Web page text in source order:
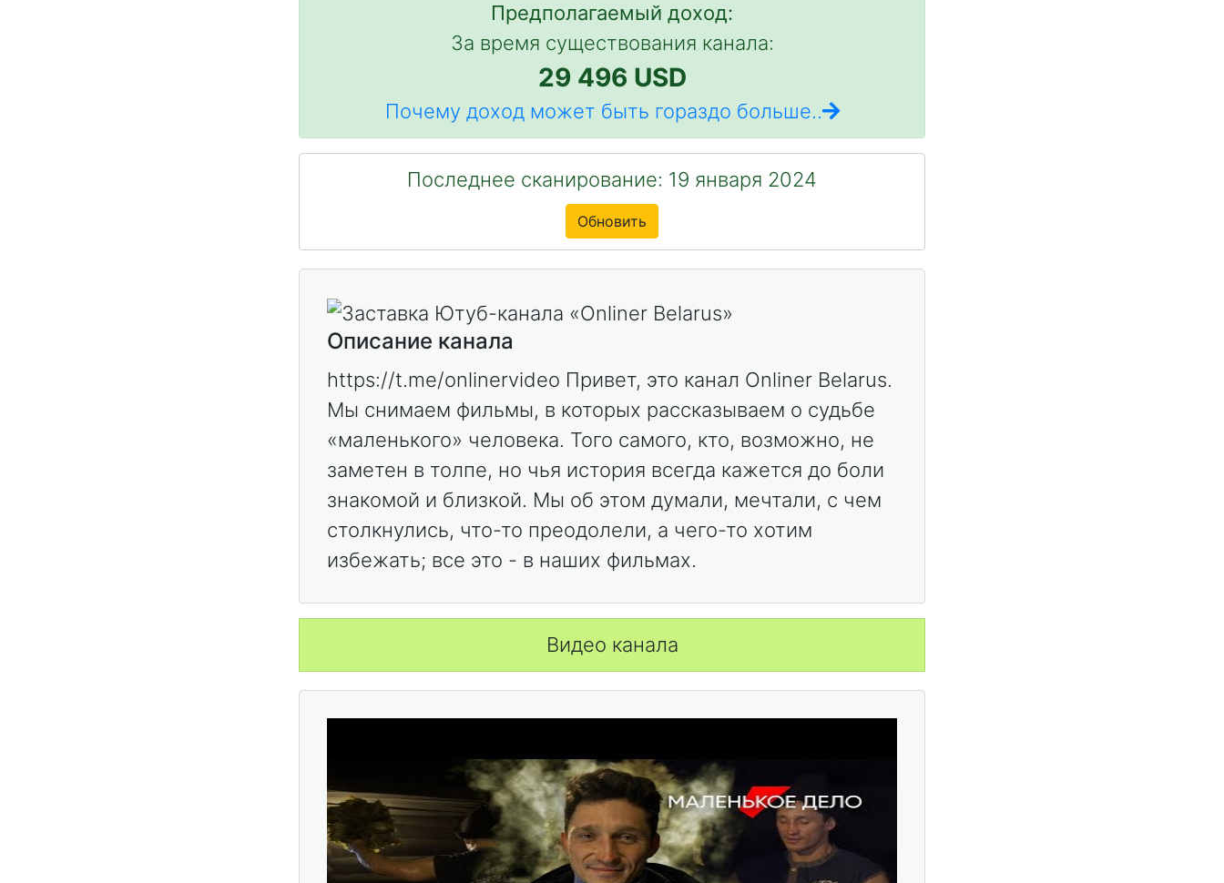
Предполагаемый доход:
За время существования канала:
29 496 USD
Почему доход может быть гораздо больше..
Последнее сканирование: 19 января 2024
Обновить
Описание канала
https://t.me/onlinervideo Привет, это канал Onliner Belarus.
Мы снимаем фильмы, в которых рассказываем о судьбе
«маленького» человека. Того самого, кто, возможно, не
заметен в толпе, но чья история всегда кажется до боли
знакомой и близкой. Мы об этом думали, мечтали, с чем
столкнулись, что-то преодолели, а чего-то хотим
избежать; все это - в наших фильмах.
Видео канала